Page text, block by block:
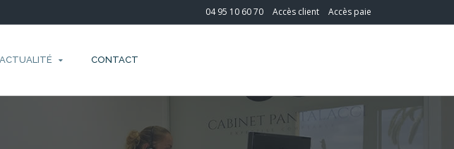
04 95 10 60 70 Accès client Accès paie
ACTUALITÉ CONTACT